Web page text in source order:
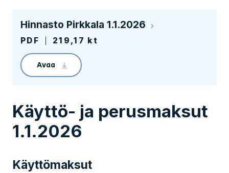
Hinnasto Pirkkala 1.1.2026
PDF 219,17 kt
Avaa
Linkin avaaminen lataa tiedoston Pirkkalan
Käyttö- ja perusmaksut
1.1.2026
Käyttömaksut